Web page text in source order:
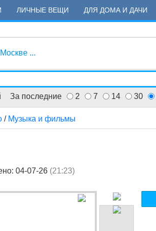
ЛИЧНЫЕ ВЕЩИ ДЛЯ ДОМА И ДАЧИ
...
За последние 2 7 14 30
/ Музыка и фильмы
04-07-26 (21:23)